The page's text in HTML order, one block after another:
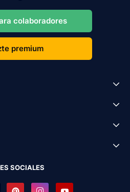
colaboradores
premium
SOCIALES